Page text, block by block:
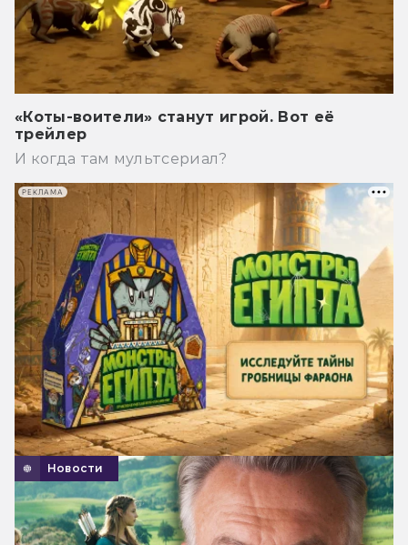
«Коты-воители» станут игрой. Вот её
трейлер
И когда там мультсериал?
Новости
РЕКЛАМА